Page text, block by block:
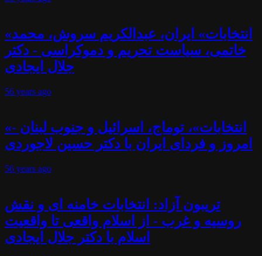
«انتخابات» ایران، عبدالکریم سروش، محمد
خاتمی، سیاست تحریم و دموکراسی - دکتر
جلال ایجادی
56 years ago
«انتخابات»، توماج، اسرائیل و جنوب لبنان -
امروز و فردای ایران با دکتر حسین لاجوردی
56 years ago
تریبون آزاد: انتخابات خامنه ای و نقش
روسیه و غرب - از اسلام واقعی تا واقعیت
اسلام با دکتر جلال ایجادی